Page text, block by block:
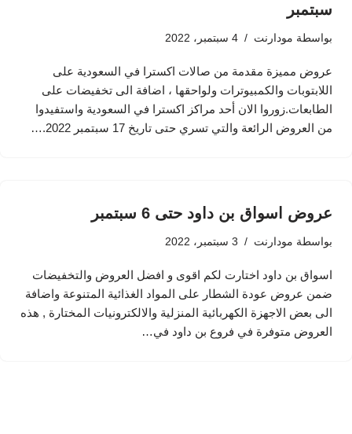
سبتمبر
بواسطة مودارنت 4 سبتمبر، 2022
عروض مميزة مقدمة من صالات اكسترا في السعودية على
اللابتوبات والكمبيوترات ولواحقها ، اضافة الى تخفيضات على
الطابعات.زوروا الان أحد مراكز اكسترا في السعودية واستفيدوا
من العروض الرائعة والتي تسري حتى تاريخ 17 سبتمبر 2022.…
عروض اسواق بن داود حتى 6 سبتمبر
بواسطة مودارنت 3 سبتمبر، 2022
اسواق بن داود اختارت لكم اقوى و افضل العروض والتخفيضات
ضمن عروض عودة الشطار على المواد الغذائية المتنوعة واضافة
الى بعض الاجهزة الكهربائية المنزلية والالكترونيات المختارة , هذه
العروض متوفرة في فروع بن داود في…